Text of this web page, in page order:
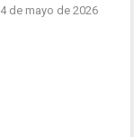
4 de mayo de 2026